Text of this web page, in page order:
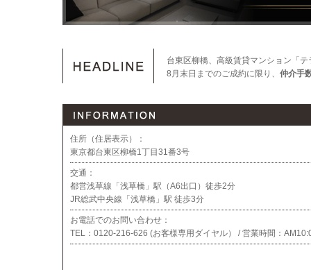
台東区柳橋、高級賃貸マンション「
8月末日までのご成約に限り、 仲介手
住所（住居表示）：
東京都台東区柳橋1丁目31番3号
交通：
都営浅草線「浅草橋」駅（A6出口）徒歩2分
JR総武中央線「浅草橋」駅 徒歩3分
お電話でのお問い合わせ：
TEL： 0120-216-626 (お客様専用ダイヤル） / 営業時間：